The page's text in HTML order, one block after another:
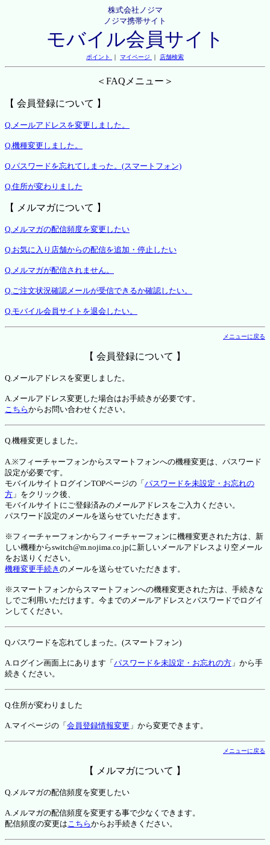
株式会社ノジマ
ノジマ携帯サイト
モバイル会員サイト
ポイント ｜ マイページ ｜ 店舗検索
＜FAQメニュー＞
【 会員登録について 】
Q.メールアドレスを変更しました。
Q.機種変更しました。
Q.パスワードを忘れてしまった。(スマートフォン)
Q.住所が変わりました
【 メルマガについて 】
Q.メルマガの配信頻度を変更したい
Q.お気に入り店舗からの配信を追加・停止したい
Q.メルマガが配信されません。
Q.ご注文状況確認メールが受信できるか確認したい。
Q.モバイル会員サイトを退会したい。
メニューに戻る
【 会員登録について 】
Q.メールアドレスを変更しました。
A.メールアドレス変更した場合はお手続きが必要です。
こちらからお問い合わせください。
Q.機種変更しました。
A.※フィーチャーフォンからスマートフォンへの機種変更は、パスワード
設定が必要です。
モバイルサイトログインTOPページの「 パスワードを未設定・お忘れの
方 」をクリック後、
モバイルサイトにご登録済みのメールアドレスをご入力ください。
パスワード設定のメールを送らせていただきます。
※フィーチャーフォンからフィーチャーフォンに機種変更された方は、新
しい機種からswitch@m.nojima.co.jpに新しいメールアドレスより空メール
をお送りください。
機種変更手続き のメールを送らせていただきます。
※スマートフォンからスマートフォンへの機種変更された方は、手続きな
しでご利用いただけます。今までのメールアドレスとパスワードでログイ
ンしてください。
Q.パスワードを忘れてしまった。(スマートフォン)
A.ログイン画面上にあります「 パスワードを未設定・お忘れの方 」から手
続きください。
Q.住所が変わりました
A.マイページの「 会員登録情報変更 」から変更できます。
メニューに戻る
【 メルマガについて 】
Q.メルマガの配信頻度を変更したい
A.メルマガの配信頻度を変更する事で少なくできます。
配信頻度の変更はこちらからお手続きください。